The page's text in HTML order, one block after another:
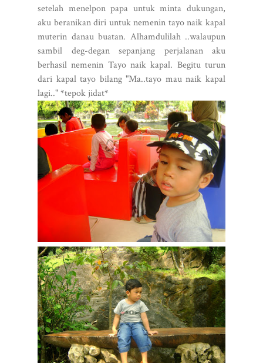
setelah menelpon papa untuk minta dukungan,
aku beranikan diri untuk nemenin tayo naik kapal
muterin danau buatan. Alhamdulilah ..walaupun
sambil deg-degan sepanjang perjalanan aku
berhasil nemenin Tayo naik kapal. Begitu turun
dari kapal tayo bilang "Ma..tayo mau naik kapal
lagi.." *tepok jidat*